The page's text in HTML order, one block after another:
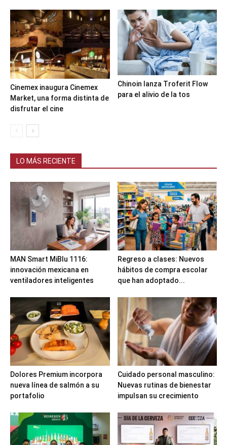
Cinemex inaugura Cinemex
Market, una forma distinta de
disfrutar el cine
Chinoin lanza Troferit Flow
para el alivio de la tos
LO MÁS RECIENTE
MAN Smart MiBlu 1116:
innovación mexicana en
ventiladores inteligentes
Regreso a clases: Nuevos
hábitos de compra escolar
que han adoptado...
Dolores Premium incorpora
nueva línea de salmón a su
portafolio
Cuidado personal masculino:
Nuevas rutinas de bienestar
impulsan su crecimiento